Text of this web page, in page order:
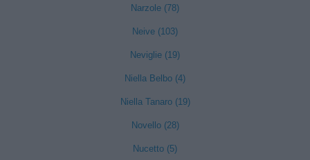
Narzole (78)
Neive (103)
Neviglie (19)
Niella Belbo (4)
Niella Tanaro (19)
Novello (28)
Nucetto (5)